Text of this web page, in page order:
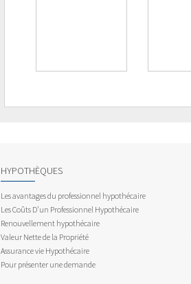
HYPOTHÈQUES
Les avantages du professionnel hypothécaire
Les Coûts D’un Professionnel Hypothécaire
Renouvellement hypothécaire
Valeur Nette de la Propriété
Assurance vie Hypothécaire
Pour présenter une demande